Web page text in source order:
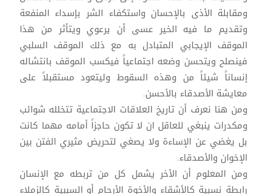
ومقابلة الأذى بالإحسان واستكفاء الشر بإسداء المنفعة
وتقديم ما فيه الخير عسى أن يرعوي ويتأثر من هذا
الموقف الإيجابي المتبادل به مع ذلك الموقف السلبي
فينصلح ويتحسن وضعه اجتماعياً فيكسب الموقف بانتشاله
إنساناً شيئاً من وهذه السقوط وليتعود مستقبلاً على
معايشة الأصدقاء بالأحسن.
ومن هنا نعرف أن تاريخ العلاقات الاجتماعية تتخلله شوائب
ومكدرات ينبغي للعاقل ان لا تكون حاجزاً أمامه مهما كانت
بل يغضي عن الإساءة ولا يصغي لتحريض مثيري الفتن بين
الإخوان والأصدقاء.
ومن المعلوم أن الأخر يشمل كل من تربطه مع الإنسان
رابطة نسبية كالأشقاء والأخوة الأرحام أو السببية كالزملاء